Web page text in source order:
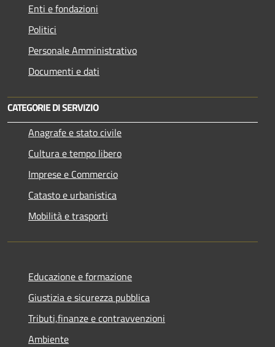
Enti e fondazioni
Politici
Personale Amministrativo
Documenti e dati
CATEGORIE DI SERVIZIO
Anagrafe e stato civile
Cultura e tempo libero
Imprese e Commercio
Catasto e urbanistica
Mobilità e trasporti
Educazione e formazione
Giustizia e sicurezza pubblica
Tributi,finanze e contravvenzioni
Ambiente